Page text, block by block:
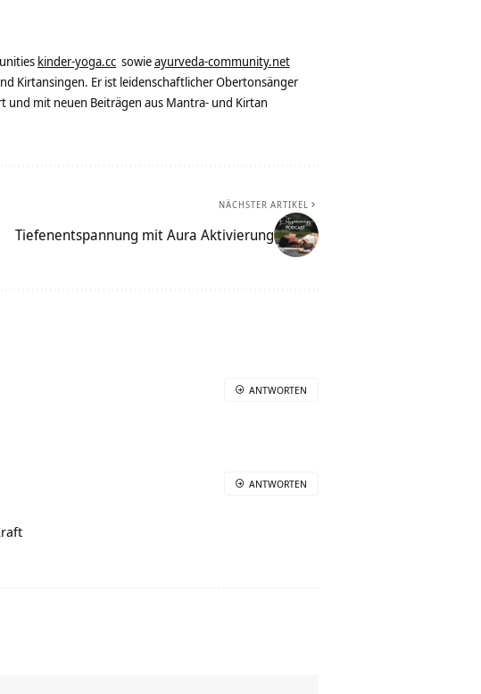
kinder-yoga.cc sowieayurveda-community.net
Kirtansingen. Er ist leidenschaftlicher Obertonsänger
und mit neuen Beiträgen aus Mantra- und Kirtan
NÄCHSTER ARTIKEL
Tiefenentspannung mit Aura Aktivierung
ANTWORTEN
ANTWORTEN